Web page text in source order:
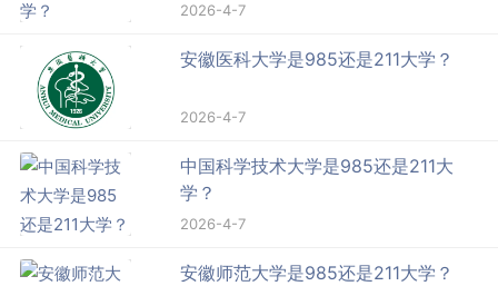
2026-4-7
安徽医科大学是985还是211大学？
2026-4-7
中国科学技术大学是985还是211大
学？
2026-4-7
安徽师范大学是985还是211大学？